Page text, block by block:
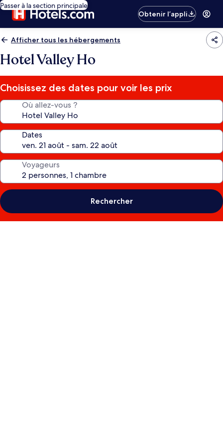
Passer à la section principale
Obtenir l’appli
Afficher tous les hébergements
Hotel Valley Ho
Choisissez des dates pour voir les prix
Où allez-vous ?
Dates
Voyageurs
Rechercher